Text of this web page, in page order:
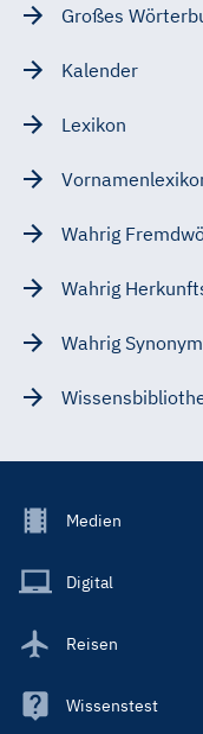
Großes
Kalender
Lexikon
Wahrig
Wahrig
Wahrig
Footer
Main
Medien
Digital
Reisen
Wissenstest